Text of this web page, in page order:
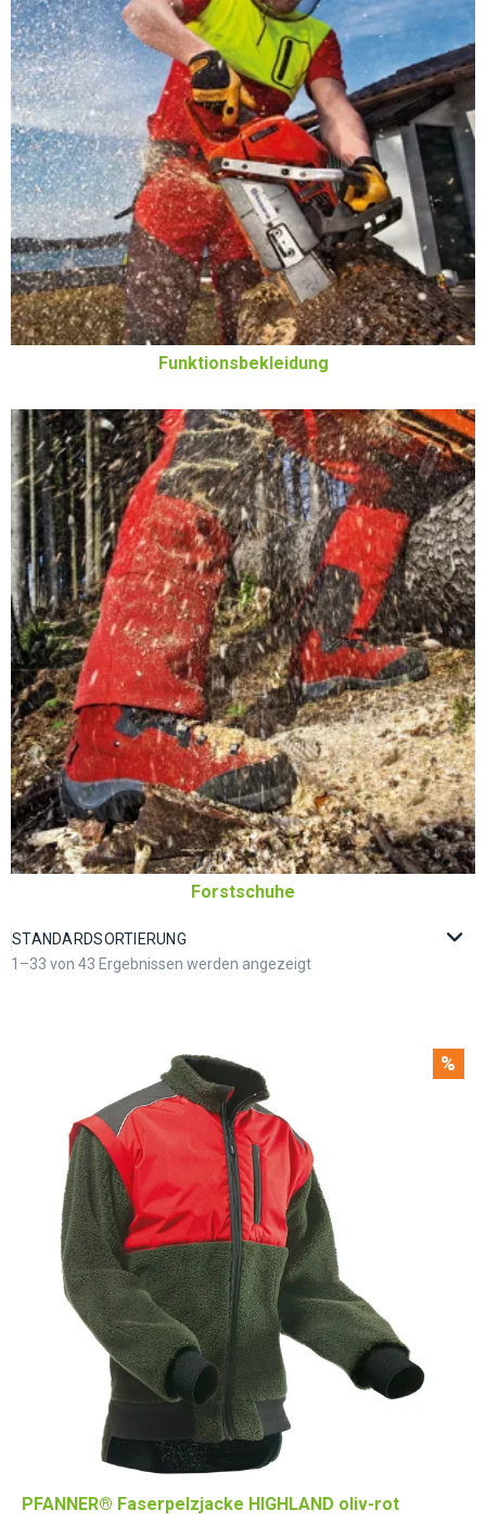
Funktionsbekleidung
Forstschuhe
1–33 von 43 Ergebnissen werden angezeigt
%
PFANNER® Faserpelzjacke HIGHLAND oliv-rot